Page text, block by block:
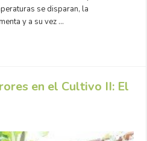
se disparan, la
y a su vez …
en el Cultivo II: El